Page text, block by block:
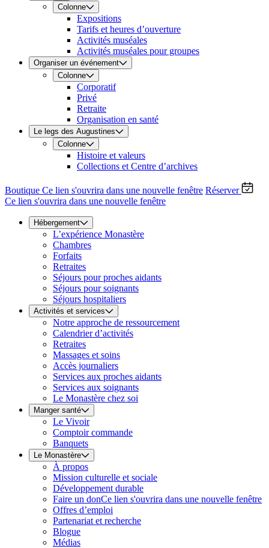
Colonne
Expositions
Tarifs et heures d’ouverture
Activités muséales
Activités muséales pour groupes
Organiser un événement
Colonne
Corporatif
Privé
Retraite
Organisation en santé
Le legs des Augustines
Colonne
Histoire et valeurs
Collections et Centre d’archives
Boutique Ce lien s'ouvrira dans une nouvelle fenêtre Réserver
Ce lien s'ouvrira dans une nouvelle fenêtre
Hébergement
L’expérience Monastère
Chambres
Forfaits
Retraites
Séjours pour proches aidants
Séjours pour soignants
Séjours hospitaliers
Activités et services
Notre approche de ressourcement
Calendrier d’activités
Retraites
Massages et soins
Accès journaliers
Services aux proches aidants
Services aux soignants
Le Monastère chez soi
Manger santé
Le Vivoir
Comptoir commande
Banquets
Le Monastère
À propos
Mission culturelle et sociale
Développement durable
Faire un donCe lien s'ouvrira dans une nouvelle fenêtre
Offres d’emploi
Partenariat et recherche
Blogue
Médias